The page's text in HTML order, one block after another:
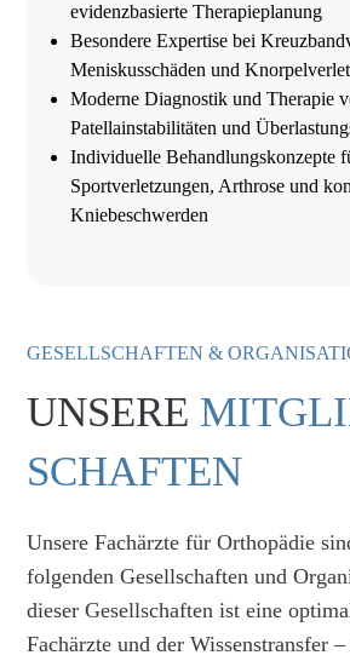
evidenzbasierte Therapieplanung
Besondere Expertise bei
Meniskusschäden und
Moderne Diagnostik und Therapie
Patellainstabilitäten und
Individuelle Behandlungskonzepte
Sportverletzungen, Arthrose und
Kniebeschwerden
GESELLSCHAFTEN &
UNSERE
SCHAFTEN
Unsere Fachärzte für Orthopädie
folgenden Gesellschaften und
dieser Gesellschaften ist eine
Fachärzte und der Wissenstransfer